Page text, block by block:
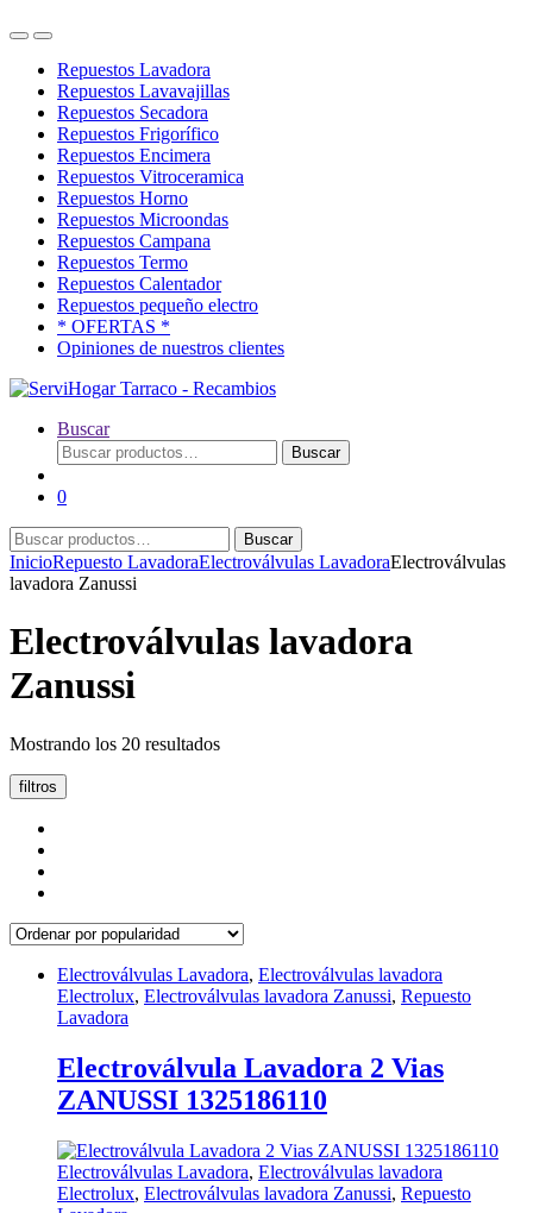
OpenClose
Repuestos Lavadora
Repuestos Lavavajillas
Repuestos Secadora
Repuestos Frigorífico
Repuestos Encimera
Repuestos Vitroceramica
Repuestos Horno
Repuestos Microondas
Repuestos Campana
Repuestos Termo
Repuestos Calentador
Repuestos pequeño electro
* OFERTAS *
Opiniones de nuestros clientes
Buscar
Buscar
por:
Buscar
0
Buscar
por:
Buscar
InicioRepuesto LavadoraElectroválvulas LavadoraElectroválvulas
lavadora Zanussi
Electroválvulas lavadora
Zanussi
Mostrando los 20 resultadosOrdenado
filtros
Electroválvulas Lavadora, Electroválvulas lavadora
Electrolux, Electroválvulas lavadora Zanussi, Repuesto
Lavadora
Electroválvula Lavadora 2 Vias
ZANUSSI 1325186110
Electroválvulas Lavadora, Electroválvulas lavadora
Electrolux, Electroválvulas lavadora Zanussi, Repuesto